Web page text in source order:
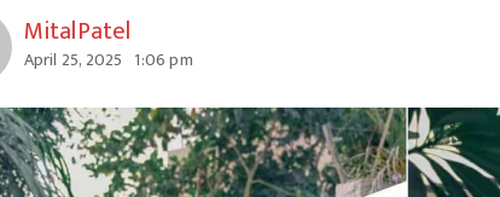
MitalPatel
April 25, 2025 1:06 pm